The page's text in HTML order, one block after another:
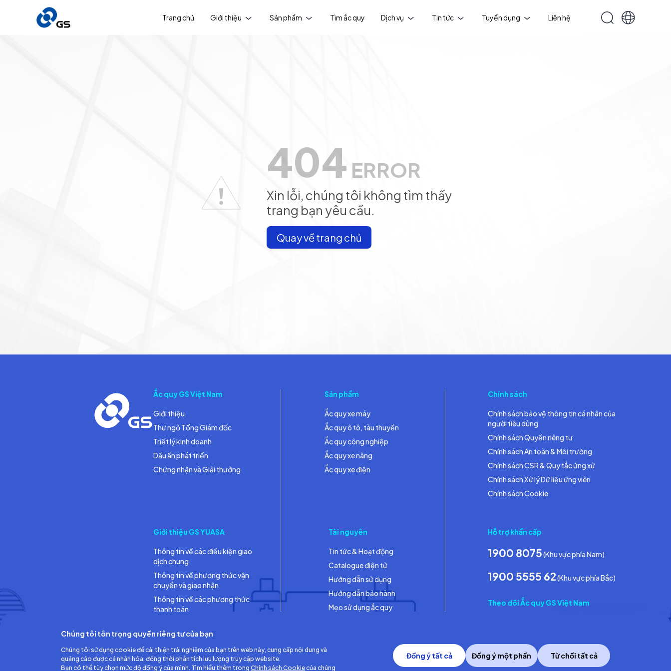
Trang chủ Giới thiệu Sản phẩm Tìm ắc quy Dịch vụ Tin tức Tuyển dụng Liên hệ
404 ERROR
Xin lỗi, chúng tôi không tìm thấy
trang bạn yêu cầu.
Quay về trang chủ
Ắc quy GS Việt Nam
Giới thiệu
Thư ngỏ Tổng Giám đốc
Triết lý kinh doanh
Dấu ấn phát triển
Chứng nhận và Giải thưởng
Sản phẩm
Ắc quy xe máy
Ắc quy ô tô, tàu thuyền
Ắc quy công nghiệp
Ắc quy xe nâng
Ắc quy xe điện
Chính sách
Chính sách bảo vệ thông tin cá nhân của
người tiêu dùng
Chính sách Quyền riêng tư
Chính sách An toàn & Môi trường
Chính sách CSR & Quy tắc ứng xử
Chính sách Xử lý Dữ liệu ứng viên
Chính sách Cookie
Giới thiệu GS YUASA
Thông tin về các điều kiện giao
dịch chung
Thông tin về phương thức vận
chuyển và giao nhận
Thông tin về các phương thức
thanh toán
Tài nguyên
Tin tức & Hoạt động
Catalogue điện tử
Hướng dẫn sử dụng
Hướng dẫn bảo hành
Mẹo sử dụng ắc quy
Hỗ trợ khẩn cấp
1900 8075(Khu vực phía Nam)
1900 5555 62(Khu vực phía Bắc)
Theo dõi Ắc quy GS Việt Nam
Công ty TNHH Ắc quy GS Việt Nam Copyright © 2014 GS Battery Vietnam Co., Ltd
Chúng tôi tôn trọng quyền riêng tư của bạn
Chúng tôi sử dụng cookie để cải thiện trải nghiệm của bạn trên web này, cung cấp nội dung và
quảng cáo được cá nhân hóa, đồng thời phân tích lưu lượng truy cập website.
Bạn có thể tùy chọn mức độ đồng ý của mình. Tìm hiểu thêm trong Chính sách Cookiecủa chúng
Đồng ý tất cả Đồng ý một phần Từ chối tất cả